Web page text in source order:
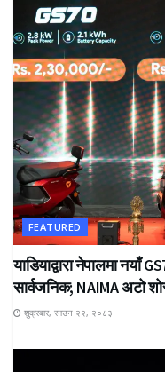
FEATURED
याडियाद्वारा नेपालमा नयाँ
सार्वजनिक; NAIMA अटो
शुक्रबार, साउन २२, २०८३